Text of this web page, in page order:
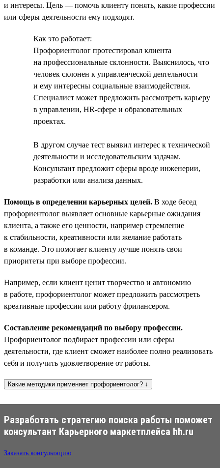
и интересы. Цель — помочь клиенту понять, какие профессии
или сферы деятельности ему подходят.
Как это работает:
Профориентолог протестировал клиента
на профессиональные склонности. Выяснилось, что
человек склонен к управленческой деятельности
и ему интересны социальные взаимодействия.
Специалист может предложить рассмотреть карьеру
в управлении, HR-сфере и образовательных
проектах.
В другом случае тест выявил интерес к технической
деятельности и исследовательским задачам.
Консультант предложит сферы вроде инженерии,
разработки или анализа данных.
Помощь в определении карьерных целей. В ходе бесед
профориентолог выявляет основные карьерные ожидания
клиента, а также его ценности, например стремление
к стабильности, креативности или желание работать
в команде. Это помогает клиенту лучше понять свои
приоритеты при выборе профессии.
Например, если клиент ценит творчество и автономию
в работе, профориентолог может предложить рассмотреть
креативные профессии или работу фрилансером.
Составление рекомендаций по выбору профессии.
Профориентолог подбирает профессии или сферы
деятельности, где клиент сможет наиболее полно реализовать
себя и получить удовлетворение от работы.
Какие методики применяет профориентолог? ↓
Разработать стратегию поиска работы поможет
консультант Карьерного маркетплейса hh.ru
Заказать консультацию